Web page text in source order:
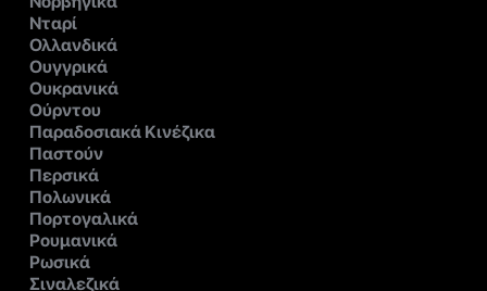
Νταρί
Ολλανδικά
Ουγγρικά
Ουκρανικά
Ούρντου
Παραδοσιακά Κινέζικα
Παστούν
Περσικά
Πολωνικά
Πορτογαλικά
Ρουμανικά
Ρωσικά
Σιναλεζικά